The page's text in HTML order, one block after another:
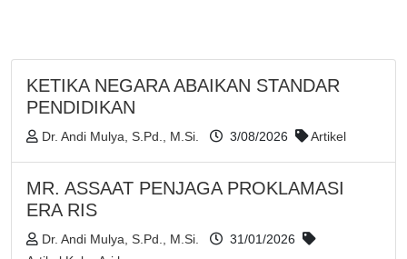
KETIKA NEGARA ABAIKAN STANDAR
PENDIDIKAN
Dr. Andi Mulya, S.Pd., M.Si. 3/08/2026 Artikel
MR. ASSAAT PENJAGA PROKLAMASI
ERA RIS
Dr. Andi Mulya, S.Pd., M.Si.
31/01/2026